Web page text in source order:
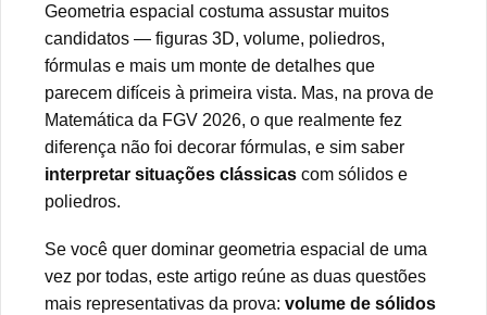
Geometria espacial costuma assustar muitos
candidatos — figuras 3D, volume, poliedros,
fórmulas e mais um monte de detalhes que
parecem difíceis à primeira vista. Mas, na prova de
Matemática da FGV 2026, o que realmente fez
diferença não foi decorar fórmulas, e sim saber
interpretar situações clássicas com sólidos e
poliedros.
Se você quer dominar geometria espacial de uma
vez por todas, este artigo reúne as duas questões
mais representativas da prova: volume de sólidos